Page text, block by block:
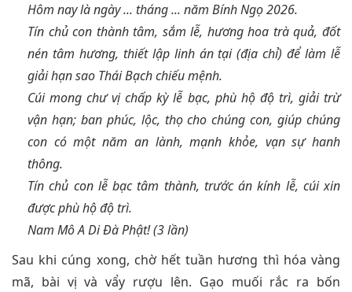
Hôm nay là ngày ... tháng ... năm Bính Ngọ 2026.
Tín chủ con thành tâm, sắm lễ, hương hoa trà quả, đốt
nén tâm hương, thiết lập linh án tại (địa chỉ) để làm lễ
giải hạn sao Thái Bạch chiếu mệnh.
Cúi mong chư vị chấp kỳ lễ bạc, phù hộ độ trì, giải trừ
vận hạn; ban phúc, lộc, thọ cho chúng con, giúp chúng
con có một năm an lành, mạnh khỏe, vạn sự hanh
thông.
Tín chủ con lễ bạc tâm thành, trước án kính lễ, cúi xin
được phù hộ độ trì.
Nam Mô A Di Đà Phật! (3 lần)
Sau khi cúng xong, chờ hết tuần hương thì hóa vàng
mã, bài vị và vẩy rượu lên. Gạo muối rắc ra bốn